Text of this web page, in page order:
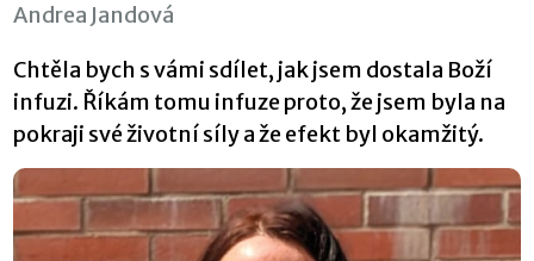
Andrea Jandová
Chtěla bych s vámi sdílet, jak jsem dostala Boží
infuzi. Říkám tomu infuze proto, že jsem byla na
pokraji své životní síly a že efekt byl okamžitý.